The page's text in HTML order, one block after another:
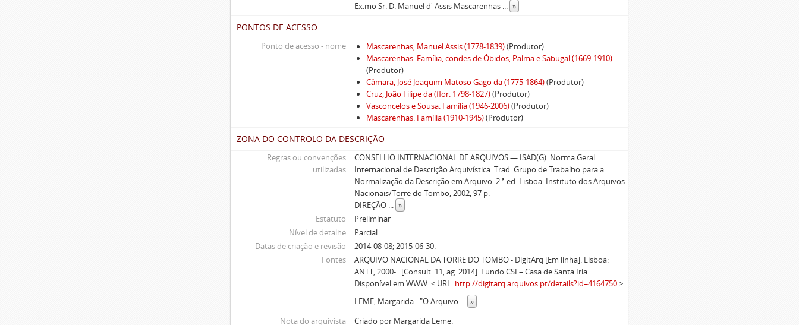
Ex.mo Sr. D. Manuel d' Assis Mascarenhas ... »
PONTOS DE ACESSO
Ponto de acesso - nome Mascarenhas, Manuel Assis (1778-1839)(Produtor)
Mascarenhas. Família, condes de Óbidos, Palma e Sabugal (1669-1910)
(Produtor)
Câmara, José Joaquim Matoso Gago da (1775-1864)(Produtor)
Cruz, João Filipe da (flor. 1798-1827)(Produtor)
Vasconcelos e Sousa. Família (1946-2006)(Produtor)
Mascarenhas. Família (1910-1945)(Produtor)
ZONA DO CONTROLO DA DESCRIÇÃO
Regras ou convenções
utilizadas
CONSELHO INTERNACIONAL DE ARQUIVOS — ISAD(G): Norma Geral
Internacional de Descrição Arquivística. Trad. Grupo de Trabalho para a
Normalização da Descrição em Arquivo. 2.ª ed. Lisboa: Instituto dos Arquivos
Nacionais/Torre do Tombo, 2002, 97 p.
DIREÇÃO ... »
Estatuto
Preliminar
Nível de detalhe
Parcial
Datas de criação e revisão
2014-08-08; 2015-06-30.
Fontes
ARQUIVO NACIONAL DA TORRE DO TOMBO - DigitArq [Em linha]. Lisboa:
ANTT, 2000- . [Consult. 11, ag. 2014]. Fundo CSI – Casa de Santa Iria.
Disponível em WWW: < URL: http://digitarq.arquivos.pt/details?id=4164750>.
LEME, Margarida - "O Arquivo ... »
Nota do arquivista
Criado por Margarida Leme.